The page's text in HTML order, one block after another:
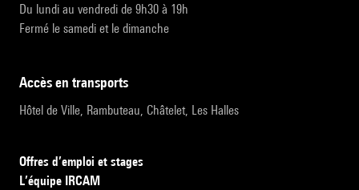
Du lundi au vendredi de 9h30 à 19h
Fermé le samedi et le dimanche
accès en transports
Hôtel de Ville, Rambuteau, Châtelet, Les Halles
Offres d’emploi et stages
L’équipe IRCAM